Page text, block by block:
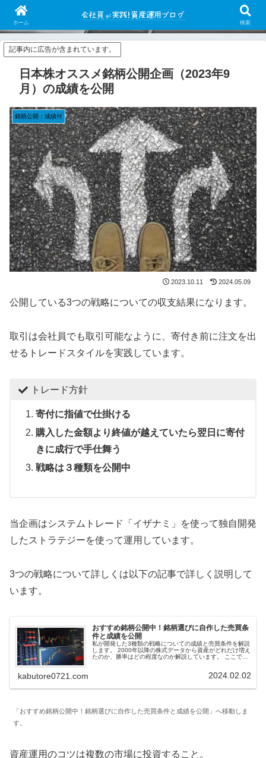
会社員がイザナミを使って日本株システムトレードを行っています。シストレ
の有用性/可能性を皆に知って欲しい。
記事内に広告が含まれています。
日本株オススメ銘柄公開企画（2023年9
月）の成績を公開
銘柄公開：成績付
2023.10.11 2024.05.09
公開している3つの戦略についての収支結果になります。
取引は会社員でも取引可能なように、寄付き前に注文を出
せるトレードスタイルを実践しています。
トレード方針
寄付に指値で仕掛ける
購入した金額より終値が越えていたら翌日に寄付
きに成行で手仕舞う
戦略は３種類を公開中
当企画はシステムトレード「イザナミ」を使って独自開発
したストラテジーを使って運用しています。
3つの戦略について詳しくは以下の記事で詳しく説明して
います。
おすすめ銘柄公開中！銘柄選びに自作した売買条
件と成績を公開
私が開発した3種類の戦略についての成績と売買条件を解説
します。 2000年以降の株式データから資産がどれだけ増え
たのか、勝率はどの程度なのか解説しています。 ここで紹
kabutore0721.com 2024.02.02
「おすすめ銘柄公開中！銘柄選びに自作した売買条件と成績を公開」へ移動しま
す。
資産運用のコツは複数の市場に投資すること。
ホーム 検索